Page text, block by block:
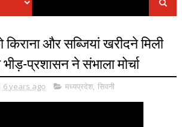
किराना और सब्जियां खरीदने मिली
प्रशासन ने संभाला मोर्चा
6 years ago मध्यप्रदेश, सिवनी